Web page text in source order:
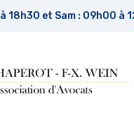
18h30 et Sam : 09h00 à